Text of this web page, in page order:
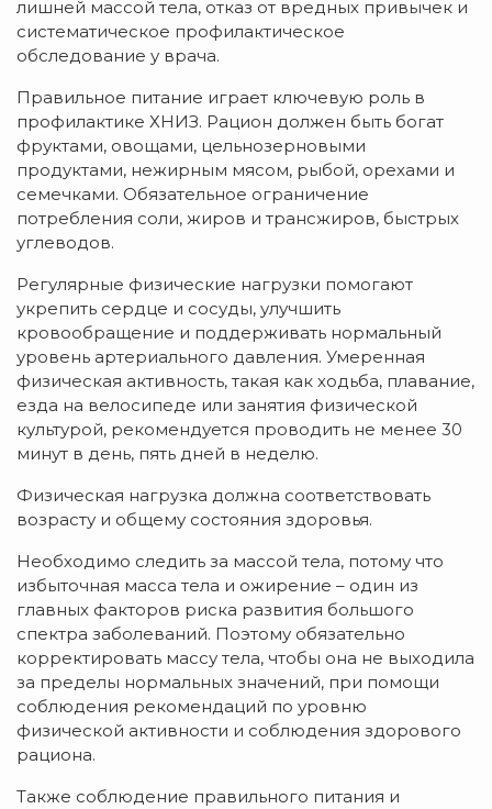
лишней массой тела, отказ от вредных привычек и
систематическое профилактическое
обследование у врача.
Правильное питание играет ключевую роль в
профилактике ХНИЗ. Рацион должен быть богат
фруктами, овощами, цельнозерновыми
продуктами, нежирным мясом, рыбой, орехами и
семечками. Обязательное ограничение
потребления соли, жиров и трансжиров, быстрых
углеводов.
Регулярные физические нагрузки помогают
укрепить сердце и сосуды, улучшить
кровообращение и поддерживать нормальный
уровень артериального давления. Умеренная
физическая активность, такая как ходьба, плавание,
езда на велосипеде или занятия физической
культурой, рекомендуется проводить не менее 30
минут в день, пять дней в неделю.
Физическая нагрузка должна соответствовать
возрасту и общему состояния здоровья.
Необходимо следить за массой тела, потому что
избыточная масса тела и ожирение – один из
главных факторов риска развития большого
спектра заболеваний. Поэтому обязательно
корректировать массу тела, чтобы она не выходила
за пределы нормальных значений, при помощи
соблюдения рекомендаций по уровню
физической активности и соблюдения здорового
рациона.
Также соблюдение правильного питания и